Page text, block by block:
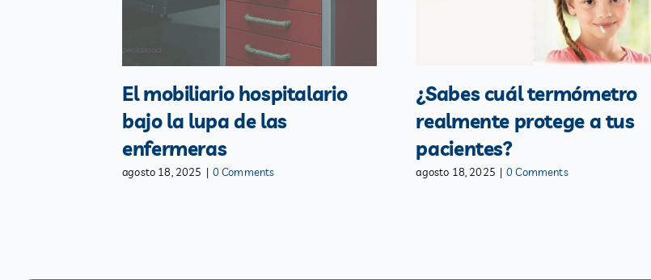
El mobiliario hospitalario
bajo la lupa de las
enfermeras
agosto 18, 2025 | 0 Comments
¿Sabes cuál termómetro
realmente protege a tus
pacientes?
agosto 18, 2025 | 0 Comments